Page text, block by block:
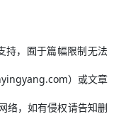
持，囿于篇幅限制无法
）或文章
络，如有侵权请告知删